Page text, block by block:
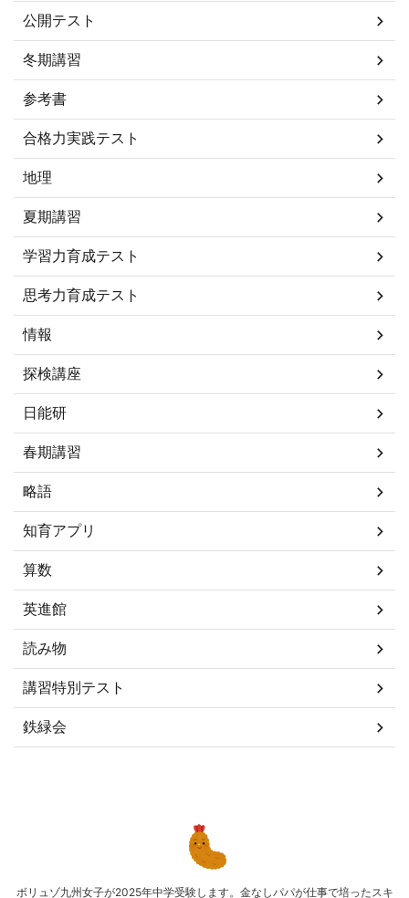
公開テスト
冬期講習
参考書
合格力実践テスト
地理
夏期講習
学習力育成テスト
思考力育成テスト
情報
探検講座
日能研
春期講習
略語
知育アプリ
算数
英進館
読み物
講習特別テスト
鉄緑会
ボリュゾ九州女子が2025年中学受験します。金なしパパが仕事で培ったスキ